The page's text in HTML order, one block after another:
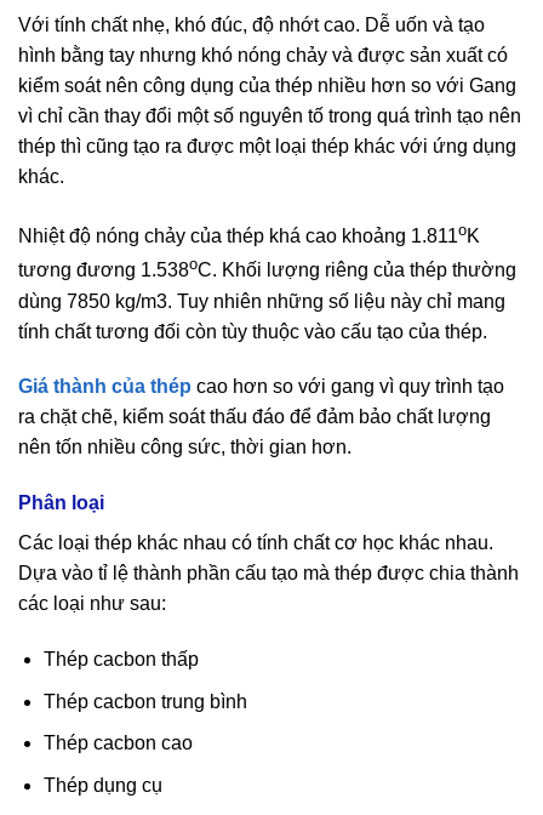
Với tính chất nhẹ, khó đúc, độ nhớt cao. Dễ uốn và tạo
hình bằng tay nhưng khó nóng chảy và được sản xuất có
kiểm soát nên công dụng của thép nhiều hơn so với Gang
vì chỉ cần thay đổi một số nguyên tố trong quá trình tạo nên
thép thì cũng tạo ra được một loại thép khác với ứng dụng
khác.
Nhiệt độ nóng chảy của thép khá cao khoảng 1.811oK
tương đương 1.538oC. Khối lượng riêng của thép thường
dùng 7850 kg/m3. Tuy nhiên những số liệu này chỉ mang
tính chất tương đối còn tùy thuộc vào cấu tạo của thép.
Giá thành của thép cao hơn so với gang vì quy trình tạo
ra chặt chẽ, kiểm soát thấu đáo để đảm bảo chất lượng
nên tốn nhiều công sức, thời gian hơn.
Phân loại
Các loại thép khác nhau có tính chất cơ học khác nhau.
Dựa vào tỉ lệ thành phần cấu tạo mà thép được chia thành
các loại như sau:
Thép cacbon thấp
Thép cacbon trung bình
Thép cacbon cao
Thép dụng cụ